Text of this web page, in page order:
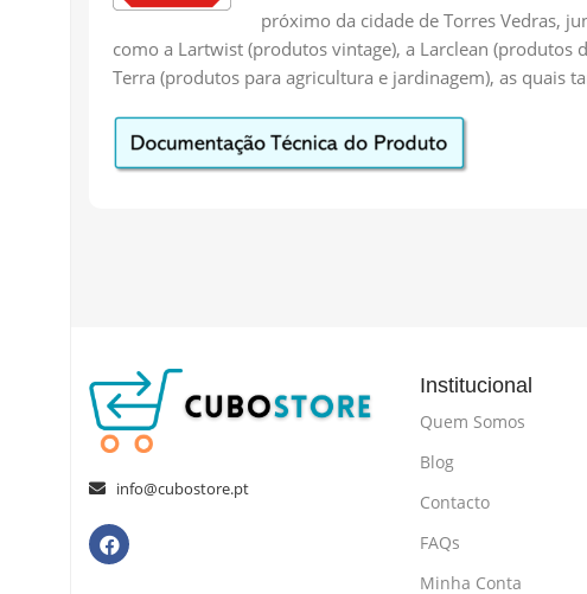
próximo da cidade de Torres Vedras,
como a Lartwist (produtos vintage), a Larclean (produtos
Terra (produtos para agricultura e jardinagem), as quais
info@cubostore.pt
Institucional
Quem Somos
Blog
Contacto
FAQs
Minha Conta